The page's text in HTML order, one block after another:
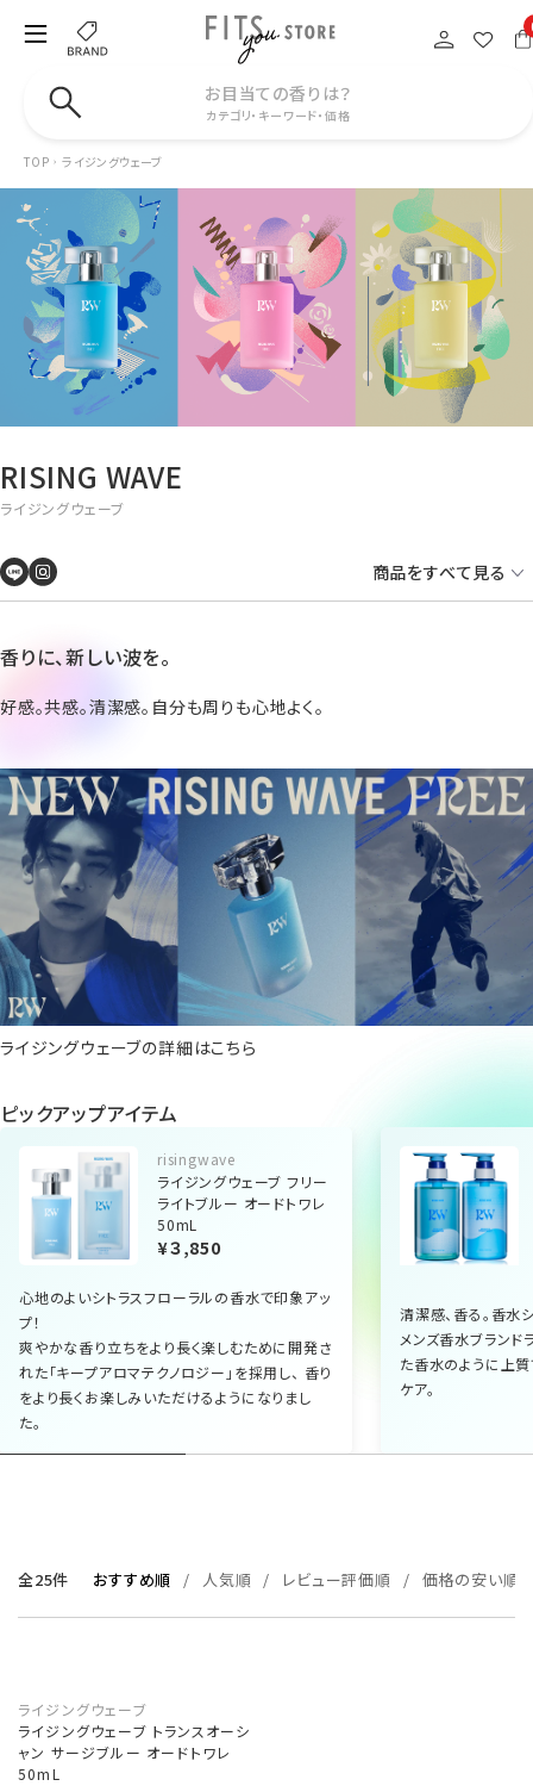
お目当ての香りは？
カテゴリ・キーワード・価格
TOP ライジングウェーブ
RISING WAVE
ライジングウェーブ
商品をすべて見る
香りに、新しい波を。
好感。共感。清潔感。自分も周りも心地よく。
ライジングウェーブの詳細はこちら
ピックアップアイテム
risingwave
ライジングウェーブ フリー
ライトブルー オードトワレ
50mL
¥３,850
心地のよいシトラスフローラルの香水で印象アッ
プ！
爽やかな香り立ちをより長く楽しむために開発さ
れた「キープアロマテクノロジー」を採用し、 香り
をより長くお楽しみいただけるようになりまし
た。
清潔感、香る。香水
メンズ香水ブラン
た香水のように上
ケア。
全25件 おすすめ順 人気順 レビュー評価順 価格の安い順
ライジングウェーブ
ライジングウェーブ トランスオーシ
ャン サージブルー オードトワレ
50mL